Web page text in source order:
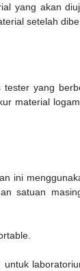
yang akan
setelah
yang
material
ini
satuan